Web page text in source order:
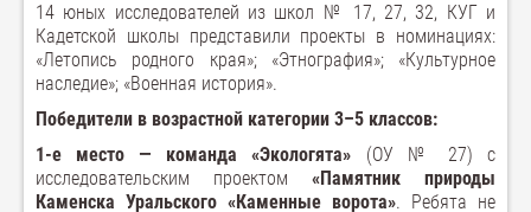
14 юных исследователей из школ № 17, 27, 32, КУГ и
Кадетской школы представили проекты в номинациях:
«Летопись родного края»; «Этнография»; «Культурное
наследие»; «Военная история».
Победители в возрастной категории 3–5 классов:
1-е место — команда «Экологята» (ОУ № 27) с
исследовательским проектом «Памятник природы
Каменска Уральского «Каменные ворота». Ребята не